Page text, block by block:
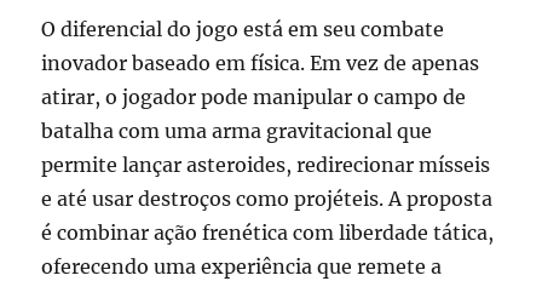
O diferencial do jogo está em seu combate
inovador baseado em física. Em vez de apenas
atirar, o jogador pode manipular o campo de
batalha com uma arma gravitacional que
permite lançar asteroides, redirecionar mísseis
e até usar destroços como projéteis. A proposta
é combinar ação frenética com liberdade tática,
oferecendo uma experiência que remete a